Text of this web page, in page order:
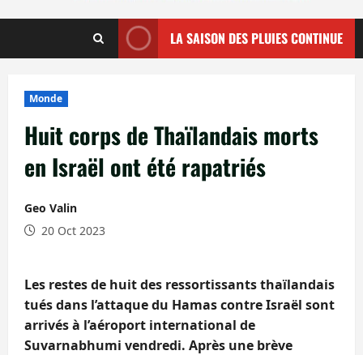
LA SAISON DES PLUIES CONTINUE
Monde
Huit corps de Thaïlandais morts
en Israël ont été rapatriés
Geo Valin
20 Oct 2023
Les restes de huit des ressortissants thaïlandais
tués dans l’attaque du Hamas contre Israël sont
arrivés à l’aéroport international de
Suvarnabhumi vendredi. Après une brève